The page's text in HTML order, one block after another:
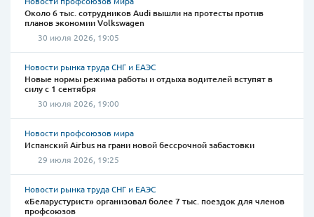
Около 6 тыс. сотрудников Audi вышли на протесты против
планов экономии Volkswagen
30 июля 2026, 19:05
Новости рынка труда СНГ и ЕАЭС
Новые нормы режима работы и отдыха водителей вступят в
силу с 1 сентября
30 июля 2026, 19:00
Новости профсоюзов мира
Испанский Airbus на грани новой бессрочной забастовки
29 июля 2026, 19:25
Новости рынка труда СНГ и ЕАЭС
«Беларустурист» организовал более 7 тыс. поездок для членов
профсоюзов